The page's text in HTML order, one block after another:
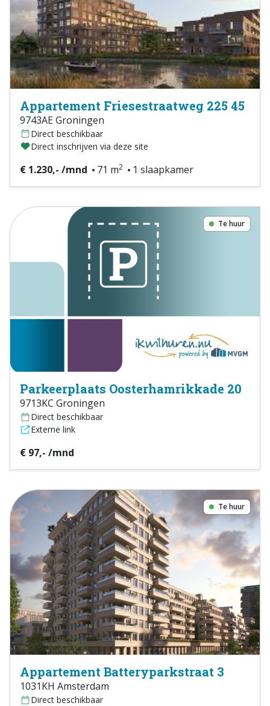
Appartement Friesestraatweg 225 45
9743AE Groningen
Direct beschikbaar
Direct inschrijven via deze site
€ 1.230,- /mnd 71 m2 1 slaapkamer
Te huur
Parkeerplaats Oosterhamrikkade 20
9713KC Groningen
Direct beschikbaar
Externe link
€ 97,- /mnd
Te huur
Appartement Batteryparkstraat 3
1031KH Amsterdam
Direct beschikbaar